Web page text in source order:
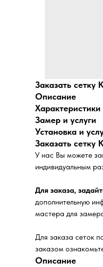
Заказать сетку
Описание
Характеристики
Замер и услуги
Установка и
Заказать сетку
У нас Вы можете
индивидуальным
Для заказа,
дополнительную
мастера для
Для заказа сеток
заказом
Описание